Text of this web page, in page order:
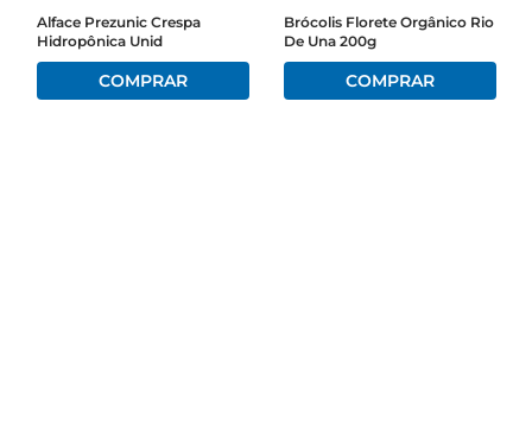
Alface Prezunic Crespa
Hidropônica Unid
Brócolis Florete Orgânico Rio
De Una 200g